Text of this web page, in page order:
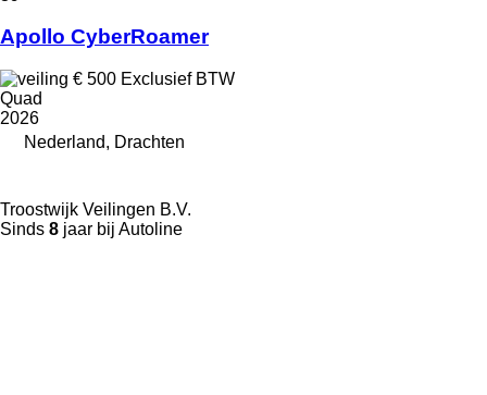
Apollo CyberRoamer
€ 500 Exclusief BTW
Quad
2026
Nederland, Drachten
Troostwijk Veilingen B.V.
Sinds 8 jaar bij Autoline